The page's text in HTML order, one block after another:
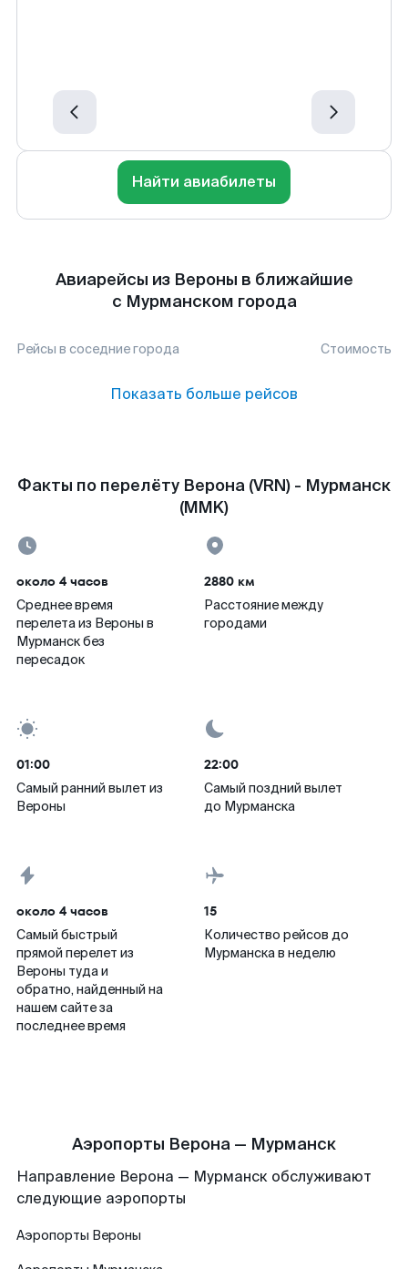
Найти авиабилеты
Авиарейсы из Вероны в ближайшие
с Мурманском города
Рейсы в соседние города Стоимость
Показать больше рейсов
Факты по перелёту Верона (VRN) - Мурманск
(MMK)
около 4 часов
Среднее время
перелета из Вероны в
Мурманск без
пересадок
2880 км
Расстояние между
городами
01:00
Самый ранний вылет из
Вероны
22:00
Самый поздний вылет
до Мурманска
около 4 часов
Самый быстрый
прямой перелет из
Вероны туда и
обратно, найденный на
нашем сайте за
последнее время
15
Количество рейсов до
Мурманска в неделю
Аэропорты Верона — Мурманск
Направление Верона — Мурманск обслуживают
следующие аэропорты
Аэропорты Вероны